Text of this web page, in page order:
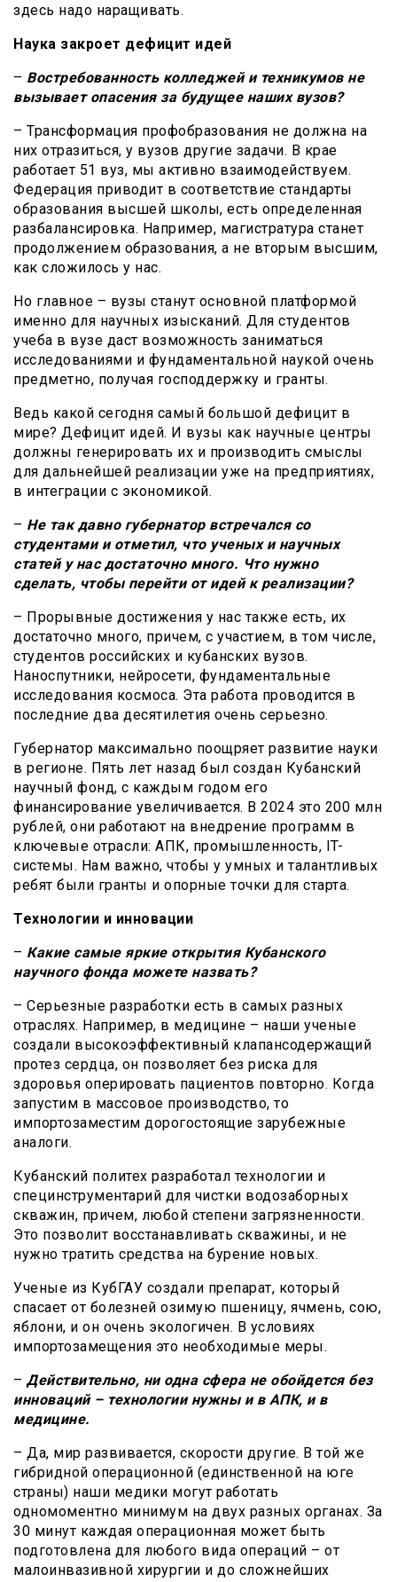
здесь надо наращивать.
Наука закроет дефицит идей
– Востребованность колледжей и техникумов не
вызывает опасения за будущее наших вузов?
– Трансформация профобразования не должна на
них отразиться, у вузов другие задачи. В крае
работает 51 вуз, мы активно взаимодействуем.
Федерация приводит в соответствие стандарты
образования высшей школы, есть определенная
разбалансировка. Например, магистратура станет
продолжением образования, а не вторым высшим,
как сложилось у нас.
Но главное – вузы станут основной платформой
именно для научных изысканий. Для студентов
учеба в вузе даст возможность заниматься
исследованиями и фундаментальной наукой очень
предметно, получая господдержку и гранты.
Ведь какой сегодня самый большой дефицит в
мире? Дефицит идей. И вузы как научные центры
должны генерировать их и производить смыслы
для дальнейшей реализации уже на предприятиях,
в интеграции с экономикой.
– Не так давно губернатор встречался со
студентами и отметил, что ученых и научных
статей у нас достаточно много. Что нужно
сделать, чтобы перейти от идей к реализации?
– Прорывные достижения у нас также есть, их
достаточно много, причем, с участием, в том числе,
студентов российских и кубанских вузов.
Наноспутники, нейросети, фундаментальные
исследования космоса. Эта работа проводится в
последние два десятилетия очень серьезно.
Губернатор максимально поощряет развитие науки
в регионе. Пять лет назад был создан Кубанский
научный фонд, с каждым годом его
финансирование увеличивается. В 2024 это 200 млн
рублей, они работают на внедрение программ в
ключевые отрасли: АПК, промышленность, IT-
системы. Нам важно, чтобы у умных и талантливых
ребят были гранты и опорные точки для старта.
Технологии и инновации
– Какие самые яркие открытия Кубанского
научного фонда можете назвать?
– Серьезные разработки есть в самых разных
отраслях. Например, в медицине – наши ученые
создали высокоэффективный клапансодержащий
протез сердца, он позволяет без риска для
здоровья оперировать пациентов повторно. Когда
запустим в массовое производство, то
импортозаместим дорогостоящие зарубежные
аналоги.
Кубанский политех разработал технологии и
специнструментарий для чистки водозаборных
скважин, причем, любой степени загрязненности.
Это позволит восстанавливать скважины, и не
нужно тратить средства на бурение новых.
Ученые из КубГАУ создали препарат, который
спасает от болезней озимую пшеницу, ячмень, сою,
яблони, и он очень экологичен. В условиях
импортозамещения это необходимые меры.
– Действительно, ни одна сфера не обойдется без
инноваций – технологии нужны и в АПК, и в
медицине.
– Да, мир развивается, скорости другие. В той же
гибридной операционной (единственной на юге
страны) наши медики могут работать
одномоментно минимум на двух разных органах. За
30 минут каждая операционная может быть
подготовлена для любого вида операций – от
малоинвазивной хирургии и до сложнейших